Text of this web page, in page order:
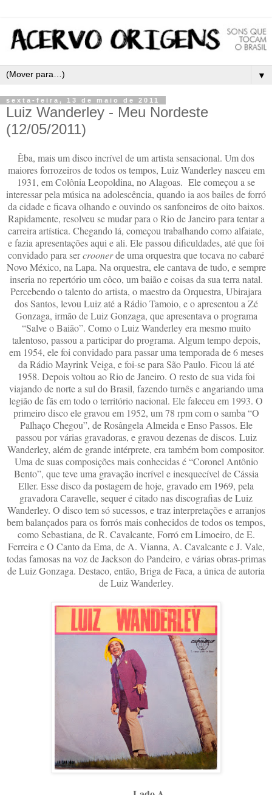
▼
sexta-feira, 13 de maio de 2011
Luiz Wanderley - Meu Nordeste
(12/05/2011)
Êba, mais um disco incrível de um artista sensacional. Um dos
maiores forrozeiros de todos os tempos, Luiz Wanderley nasceu em
1931, em Colônia Leopoldina, no Alagoas. Ele começou a se
interessar pela música na adolescência, quando ia aos bailes de forró
da cidade e ficava olhando e ouvindo os sanfoneiros de oito baixos.
Rapidamente, resolveu se mudar para o Rio de Janeiro para tentar a
carreira artística. Chegando lá, começou trabalhando como alfaiate,
e fazia apresentações aqui e ali. Ele passou dificuldades, até que foi
convidado para sercroonerde uma orquestra que tocava no cabaré
Novo México, na Lapa. Na orquestra, ele cantava de tudo, e sempre
inseria no repertório um côco, um baião e coisas da sua terra natal.
Percebendo o talento do artista, o maestro da Orquestra, Ubirajara
dos Santos, levou Luiz até a Rádio Tamoio, e o apresentou a Zé
Gonzaga, irmão de Luiz Gonzaga, que apresentava o programa
“Salve o Baião”. Como o Luiz Wanderley era mesmo muito
talentoso, passou a participar do programa. Algum tempo depois,
em 1954, ele foi convidado para passar uma temporada de 6 meses
da Rádio Mayrink Veiga, e foi-se para São Paulo. Ficou lá até
1958. Depois voltou ao Rio de Janeiro. O resto de sua vida foi
viajando de norte a sul do Brasil, fazendo turnês e angariando uma
legião de fãs em todo o território nacional. Ele faleceu em 1993. O
primeiro disco ele gravou em 1952, um 78 rpm com o samba “O
Palhaço Chegou”, de Rosângela Almeida e Enso Passos. Ele
passou por várias gravadoras, e gravou dezenas de discos. Luiz
Wanderley, além de grande intérprete, era também bom compositor.
Uma de suas composições mais conhecidas é “Coronel Antônio
Bento”, que teve uma gravação incrível e inesquecível de Cássia
Eller. Esse disco da postagem de hoje, gravado em 1969, pela
gravadora Caravelle, sequer é citado nas discografias de Luiz
Wanderley. O disco tem só sucessos, e traz interpretações e arranjos
bem balançados para os forrós mais conhecidos de todos os tempos,
como Sebastiana, de R. Cavalcante, Forró em Limoeiro, de E.
Ferreira e O Canto da Ema, de A. Vianna, A. Cavalcante e J. Vale,
todas famosas na voz de Jackson do Pandeiro, e várias obras-primas
de Luiz Gonzaga. Destaco, então, Briga de Faca, a única de autoria
de Luiz Wanderley.